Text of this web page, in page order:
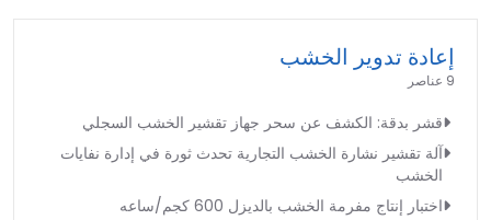
إعادة تدوير الخشب
9 عناصر
قشر بدقة: الكشف عن سحر جهاز تقشير الخشب السجلي
آلة تقشير نشارة الخشب التجارية تحدث ثورة في إدارة نفايات
الخشب
اختبار إنتاج مفرمة الخشب بالديزل 600 كجم/ساعه